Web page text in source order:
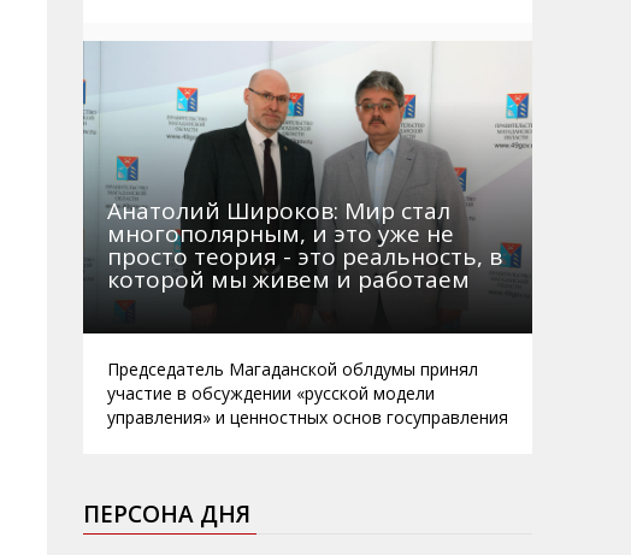
Анатолий Широков: Мир стал
многополярным, и это уже не
просто теория - это реальность, в
которой мы живем и работаем
Председатель Магаданской облдумы принял
участие в обсуждении «русской модели
управления» и ценностных основ госуправления
ПЕРСОНА ДНЯ